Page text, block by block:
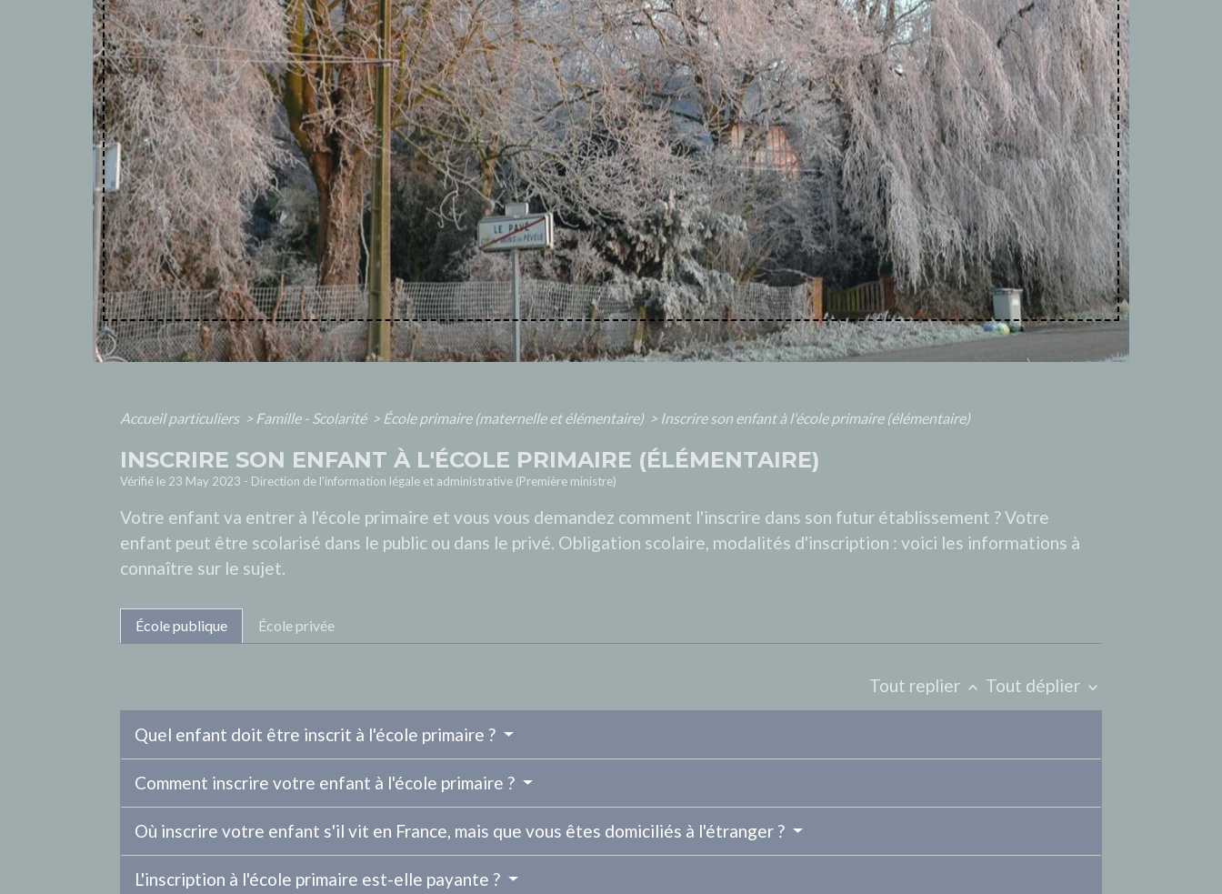
Accueil particuliers > Famille - Scolarité > École primaire (maternelle et élémentaire) > Inscrire son enfant à l'école primaire (élémentaire)
INSCRIRE SON ENFANT À L'ÉCOLE PRIMAIRE (ÉLÉMENTAIRE)
Vérifié le 23 May 2023 - Direction de l'information légale et administrative (Première ministre)
Votre enfant va entrer à l'école primaire et vous vous demandez comment l'inscrire dans son futur établissement ? Votre
enfant peut être scolarisé dans le public ou dans le privé. Obligation scolaire, modalités d'inscription : voici les informations à
connaître sur le sujet.
École publique École privée
Tout replier keyboard_arrow_up Tout déplier keyboard_arrow_down
Quel enfant doit être inscrit à l'école primaire ?
Comment inscrire votre enfant à l'école primaire ?
Où inscrire votre enfant s'il vit en France, mais que vous êtes domiciliés à l'étranger ?
L'inscription à l'école primaire est-elle payante ?